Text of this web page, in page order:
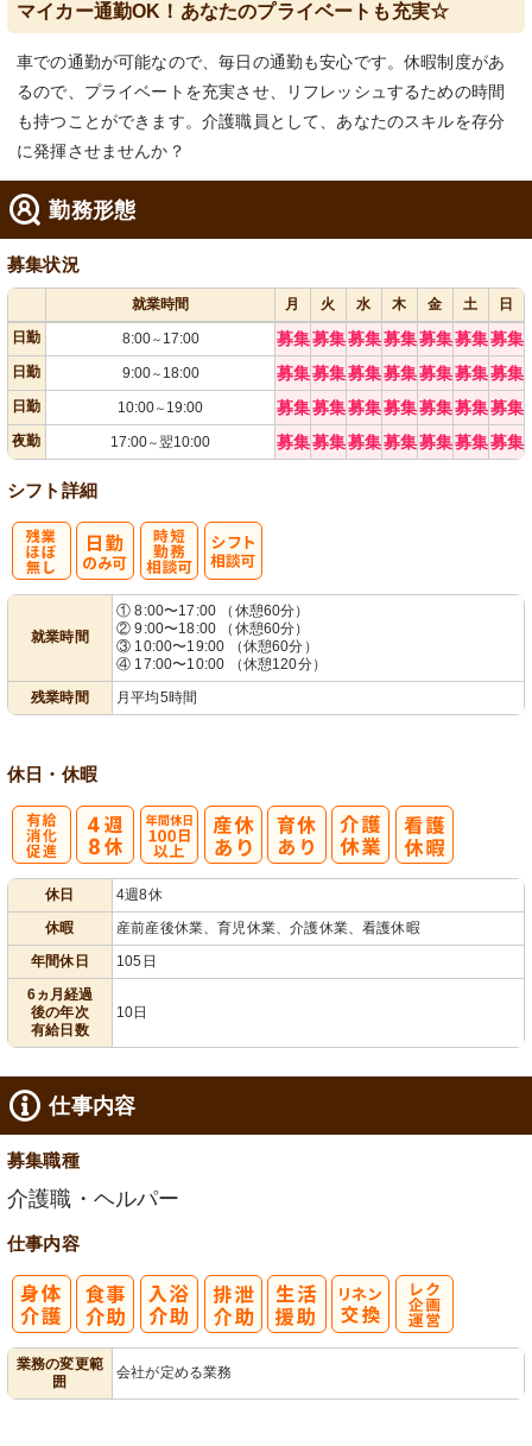
マイカー通勤OK！あなたのプライベートも充実☆
車での通勤が可能なので、毎日の通勤も安心です。休暇制度があ
るので、プライベートを充実させ、リフレッシュするための時間
も持つことができます。介護職員として、あなたのスキルを存分
に発揮させませんか？
勤務形態
募集状況
就業時間 月 火 水 木 金 土
日
日勤
8:00～ 17:00 募集募集募集募集募集募集募集
日勤 9:00～ 18:00 募集募集募集募集募集募集募集
日勤 10:00～ 19:00 募集募集募集募集募集募集募集
夜勤 17:00～翌10:00 募集募集募集募集募集募集募集
シフト詳細
就業時間
① 8:00〜17:00 （休憩60分）
② 9:00〜18:00 （休憩60分）
③ 10:00〜19:00 （休憩60分）
④ 17:00〜10:00 （休憩120分）
残業時間
月平均5時間
休日・休暇
休日
4週8休
休暇
産前産後休業、育児休業、介護休業、看護休暇
年間休日
105日
6ヵ月経過
後の年次
有給日数
10日
仕事内容
募集職種
介護職・ヘルパー
仕事内容
業務の変更範
囲
会社が定める業務